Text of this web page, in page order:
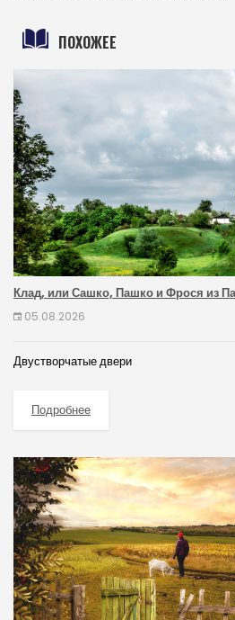
ПОХОЖЕЕ
Клад, или Сашко, Пашко и Фрося из
05.08.2026
Двустворчатые двери
Подробнее